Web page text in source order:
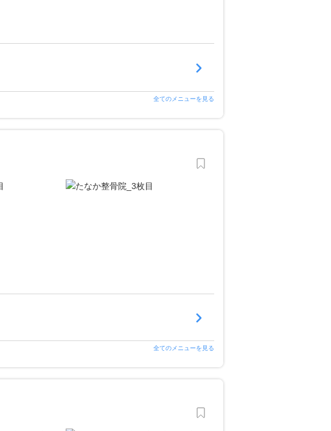
全てのメニューを見る
全てのメニューを見る